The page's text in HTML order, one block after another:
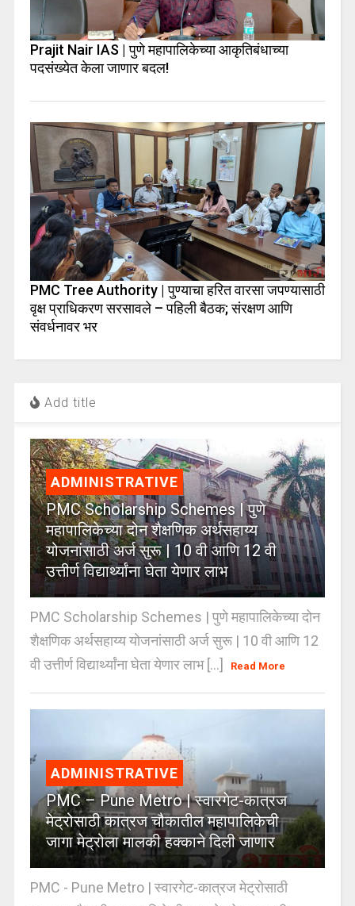
Prajit Nair IAS | पुणे महापालिकेच्या आकृतिबंधाच्या
पदसंख्येत केला जाणार बदल!
PMC Tree Authority | पुण्याचा हरित वारसा जपण्यासाठी
वृक्ष प्राधिकरण सरसावले – पहिली बैठक; संरक्षण आणि
संवर्धनावर भर
Add title
ADMINISTRATIVE
PMC Scholarship Schemes | पुणे
महापालिकेच्या दोन शैक्षणिक अर्थसहाय्य
योजनांसाठी अर्ज सुरू | 10 वी आणि 12 वी
उत्तीर्ण विद्यार्थ्यांना घेता येणार लाभ
PMC Scholarship Schemes | पुणे महापालिकेच्या दोन
शैक्षणिक अर्थसहाय्य योजनांसाठी अर्ज सुरू | 10 वी आणि 12
वी उत्तीर्ण विद्यार्थ्यांना घेता येणार लाभ [...]
Read More
ADMINISTRATIVE
PMC – Pune Metro | स्वारगेट-कात्रज
मेट्रोसाठी कात्रज चौकातील महापालिकेची
जागा मेट्रोला मालकी हक्काने दिली जाणार
PMC - Pune Metro | स्वारगेट-कात्रज मेट्रोसाठी